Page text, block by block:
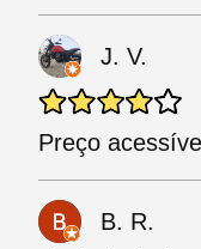
J. V.
Preço
B. R.